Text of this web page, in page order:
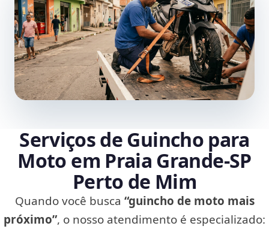
Serviços de Guincho para
Moto em Praia Grande‑SP
Perto de Mim
Quando você busca “guincho de moto mais
próximo”, o nosso atendimento é especializado: